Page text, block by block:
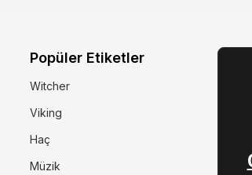
Popüler Etiketler
Witcher
Viking
Haç
Müzik